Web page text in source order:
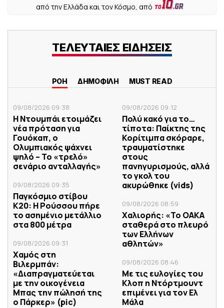
από την Ελλάδα και τον Κόσμο, από
ΤΕΛΕΥΤΑΙΕΣ ΕΙΔΗΣΕΙΣ
ΡΟΗ ΔΗΜΟΦΙΛΗ MUST READ
09/08/2026 09:38
Η Ντουμπάι ετοιμάζει
νέα πρόταση για
Γουόκαπ, ο
Ολυμπιακός ψάχνει
ψηλό – Το «τρελό»
σενάριο ανταλλαγής»
09/08/2026 09:35
Παγκόσμιο στίβου
Κ20: Η Ρούσσου πήρε
το ασημένιο μετάλλιο
στα 800 μέτρα
09/08/2026 09:31
Χαμός στη
Βιλερμπάν:
«Διαπραγματεύεται
με την οικογένεια
Μπας την πώλησή της
ο Πάρκερ» (pic)
09/08/2026 09:12
Πολύ κακό για το…
τίποτα: Παίκτης της
Κορίτιμπα σκόραρε,
τραυματίστηκε
στους
πανηγυρισμούς, αλλά
το γκολ του
ακυρώθηκε (vids)
09/08/2026 08:59
Χαλιορής: «Το ΟΑΚΑ
σταθερά στο πλευρό
των Ελλήνων
αθλητών»
09/08/2026 08:46
Με τις ευλογίες του
Κλοπ η Ντόρτμουντ
επιμένει για τον Ελ
Μάλα